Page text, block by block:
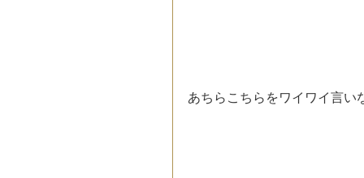
あちらこちらをワイワイ言い